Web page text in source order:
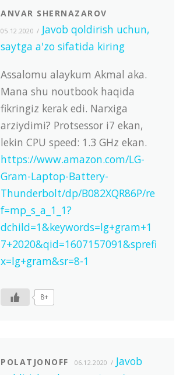
ANVAR SHERNAZAROV
05.12.2020
Javob qoldirish uchun,
saytga a'zo sifatida kiring
Assalomu alaykum Akmal aka.
Mana shu noutbook haqida
fikringiz kerak edi. Narxiga
arziydimi? Protsessor i7 ekan,
lekin CPU speed: 1.3 GHz ekan.
https://www.amazon.com/LG-
Gram-Laptop-Battery-
Thunderbolt/dp/B082XQR86P/re
f=mp_s_a_1_1?
dchild=1&keywords=lg+gram+1
7+2020&qid=1607157091&sprefi
x=lg+gram&sr=8-1
8+
POLATJONOFF 06.12.2020
Javob